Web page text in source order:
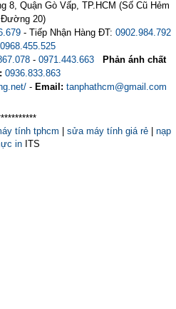
8, Quận Gò Vấp, TP.HCM (Số Cũ Hẻm
20)
- Tiếp Nhận Hàng ĐT: 0902.984.792
0968.455.525
- 0971.443.663
Phản ánh chất
0936.833.863
- Email: tanphathcm@gmail.com
tính tphcm sửa máy tính giá rẻ
nạp
in ITS